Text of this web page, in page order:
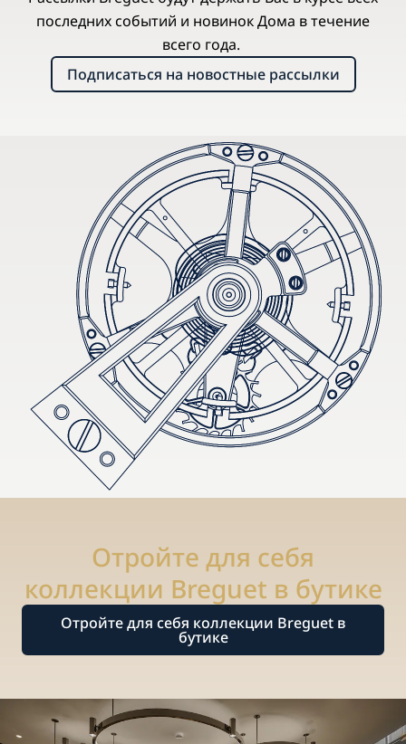
последних событий и новинок Дома в течение
всего года.
Подписаться на новостные рассылки
Отройте для себя
коллекции Breguet в бутике
Отройте для себя коллекции Breguet в
бутике